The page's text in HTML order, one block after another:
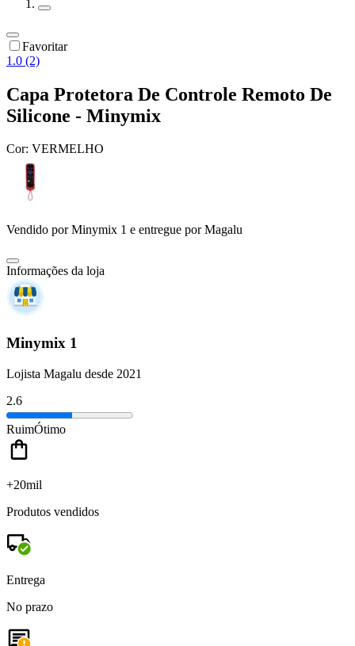
Favoritar
1.0 (2)
Capa Protetora De Controle Remoto De
Silicone - Minymix
Cor: VERMELHO
Vendido porMinymix 1 e entregue por Magalu
Informações da loja
Minymix 1
Lojista Magalu desde 2021
2.6
RuimÓtimo
+20mil
Produtos vendidos
Entrega
No prazo